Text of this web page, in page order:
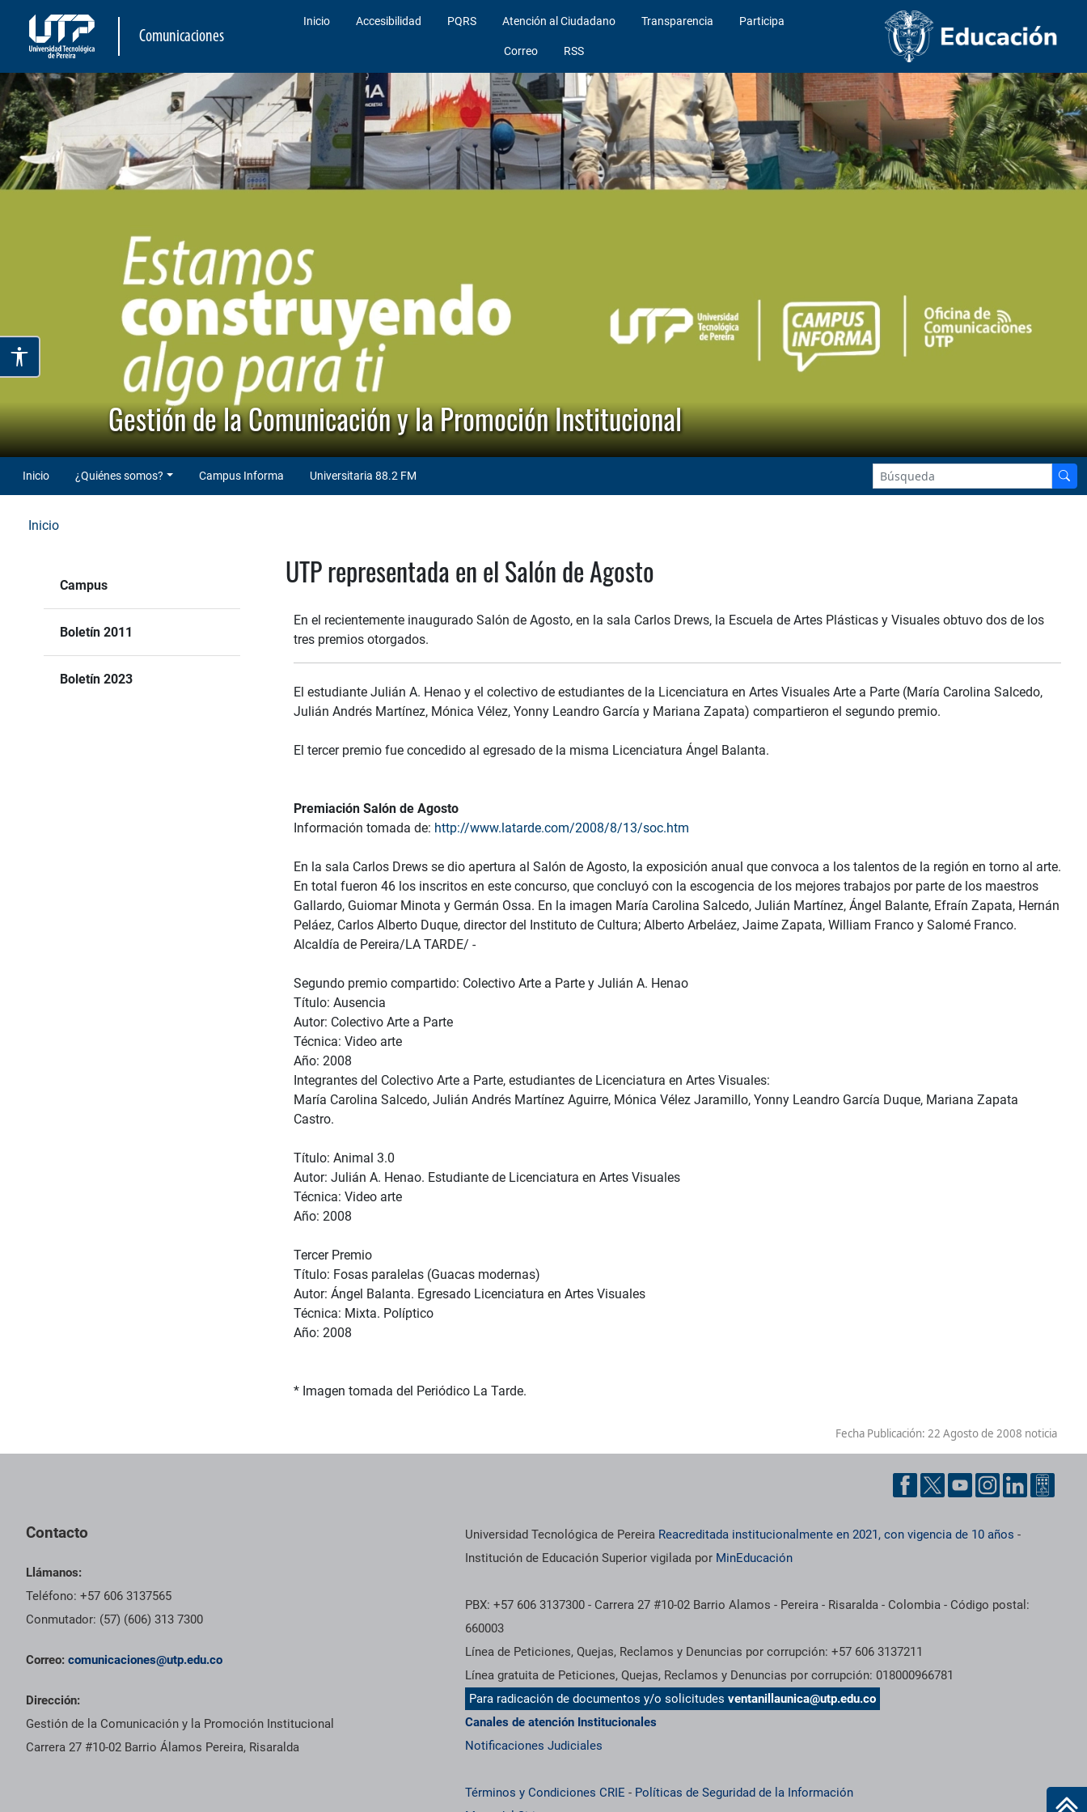
Comunicaciones
Inicio Accesibilidad PQRS Atención al Ciudadano Transparencia Participa
Correo RSS
Gestión de la Comunicación y la Promoción Institucional
Inicio ¿Quiénes somos? Campus Informa Universitaria 88.2 FM
Inicio
Campus
Boletín 2011
Boletín 2023
UTP representada en el Salón de Agosto
En el recientemente inaugurado Salón de Agosto, en la sala Carlos Drews, la Escuela de Artes Plásticas y Visuales obtuvo dos de los
tres premios otorgados.
El estudiante Julián A. Henao y el colectivo de estudiantes de la Licenciatura en Artes Visuales Arte a Parte (María Carolina Salcedo,
Julián Andrés Martínez, Mónica Vélez, Yonny Leandro García y Mariana Zapata) compartieron el segundo premio.
El tercer premio fue concedido al egresado de la misma Licenciatura Ángel Balanta.
Premiación Salón de Agosto
Información tomada de: http://www.latarde.com/2008/8/13/soc.htm
En la sala Carlos Drews se dio apertura al Salón de Agosto, la exposición anual que convoca a los talentos de la región en torno al arte.
En total fueron 46 los inscritos en este concurso, que concluyó con la escogencia de los mejores trabajos por parte de los maestros
Gallardo, Guiomar Minota y Germán Ossa. En la imagen María Carolina Salcedo, Julián Martínez, Ángel Balante, Efraín Zapata, Hernán
Peláez, Carlos Alberto Duque, director del Instituto de Cultura; Alberto Arbeláez, Jaime Zapata, William Franco y Salomé Franco.
Alcaldía de Pereira/LA TARDE/ -
Segundo premio compartido: Colectivo Arte a Parte y Julián A. Henao
Título: Ausencia
Autor: Colectivo Arte a Parte
Técnica: Video arte
Año: 2008
Integrantes del Colectivo Arte a Parte, estudiantes de Licenciatura en Artes Visuales:
María Carolina Salcedo, Julián Andrés Martínez Aguirre, Mónica Vélez Jaramillo, Yonny Leandro García Duque, Mariana Zapata
Castro.
Título: Animal 3.0
Autor: Julián A. Henao. Estudiante de Licenciatura en Artes Visuales
Técnica: Video arte
Año: 2008
Tercer Premio
Título: Fosas paralelas (Guacas modernas)
Autor: Ángel Balanta. Egresado Licenciatura en Artes Visuales
Técnica: Mixta. Políptico
Año: 2008
* Imagen tomada del Periódico La Tarde.
Fecha Publicación: 22 Agosto de 2008 noticia
Contacto
Llámanos:
Teléfono: +57 606 3137565
Conmutador: (57) (606) 313 7300
Correo: comunicaciones@utp.edu.co
Dirección:
Gestión de la Comunicación y la Promoción Institucional
Carrera 27 #10-02 Barrio Álamos Pereira, Risaralda
Universidad Tecnológica de Pereira Reacreditada institucionalmente en 2021, con vigencia de 10 años -
Institución de Educación Superior vigilada por MinEducación
PBX: +57 606 3137300 - Carrera 27 #10-02 Barrio Alamos - Pereira - Risaralda - Colombia - Código postal:
660003
Línea de Peticiones, Quejas, Reclamos y Denuncias por corrupción: +57 606 3137211
Línea gratuita de Peticiones, Quejas, Reclamos y Denuncias por corrupción: 018000966781
Para radicación de documentos y/o solicitudesventanillaunica@utp.edu.co
Canales de atención Institucionales
Notificaciones Judiciales
Términos y Condiciones CRIE - Políticas de Seguridad de la Información